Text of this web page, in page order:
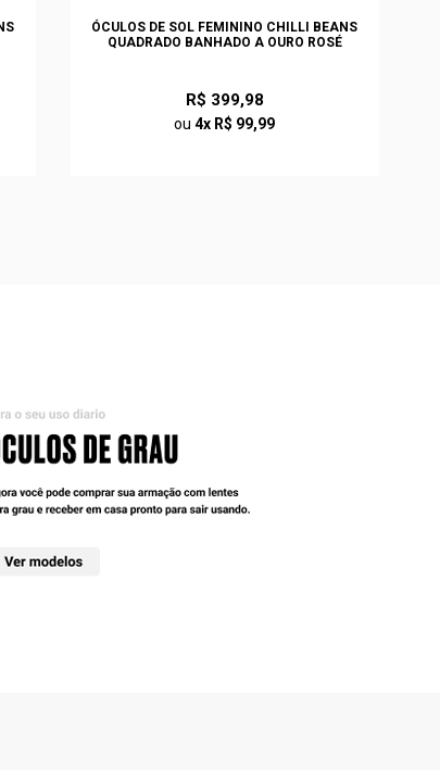
ÓCULOS DE SOL FEMININO CHILLI BEANS
QUADRADO BANHADO A OURO ROSÉ
R$ 399,98
ou4x R$ 99,99